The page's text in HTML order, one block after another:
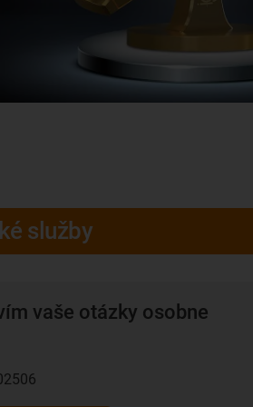
služby
vaše otázky osobne